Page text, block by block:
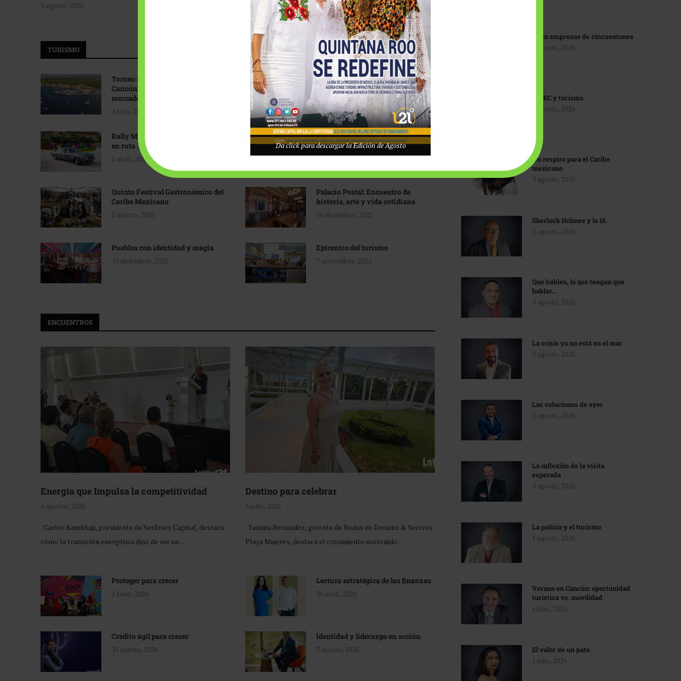
3 agosto, 2026
Tecnológico de Monterrey
3 agosto, 2026
TURISMO
Torneo Internacional de Pesca
Cancún: Navegando hacia nuevos
mercados
1 julio, 2026
Promoción turística con visión
1 abril, 2026
Rally Maya: Herencia automotriz
en ruta
1 abril, 2026
Industria global en
reconfiguración
31 marzo, 2026
Quinto Festival Gastronómico del
Caribe Mexicano
2 marzo, 2026
Palacio Postal: Encuentro de
historia, arte y vida cotidiana
10 diciembre, 2025
Pueblos con identidad y magia
10 diciembre, 2025
Epicentro del turismo
7 noviembre, 2025
ENCUENTROS
Energía que Impulsa la competitividad
4 agosto, 2026
Carlos Kamkhaji, presidente de Serfimex Capital, destaca
cómo la transición energética dejó de ser un …
Destino para celebrar
3 julio, 2026
Yamina Bermúdez, gerente de Bodas de Dreams & Secrets
Playa Mujeres, destaca el crecimiento sostenido …
Proteger para crecer
2 junio, 2026
Lectura estratégica de las finanzas
30 abril, 2026
Crédito ágil para crecer
31 marzo, 2026
Identidad y liderazgo en acción
7 marzo, 2026
IA en empresas de cincuentones
3 agosto, 2026
TMEC y turismo
3 agosto, 2026
Un respiro para el Caribe
mexicano
3 agosto, 2026
Sherlock Holmes y la IA
3 agosto, 2026
Que hablen, lo que tengan que
hablar…
3 agosto, 2026
La crisis ya no está en el mar
3 agosto, 2026
Las soluciones de ayer
3 agosto, 2026
La inflexión de la visita
esperada
3 agosto, 2026
La policía y el turismo
1 agosto, 2026
Verano en Cancún: oportunidad
turística vs. movilidad
1 julio, 2026
El valor de un pato
1 julio, 2026
Da click para descargar la Edición de Agosto